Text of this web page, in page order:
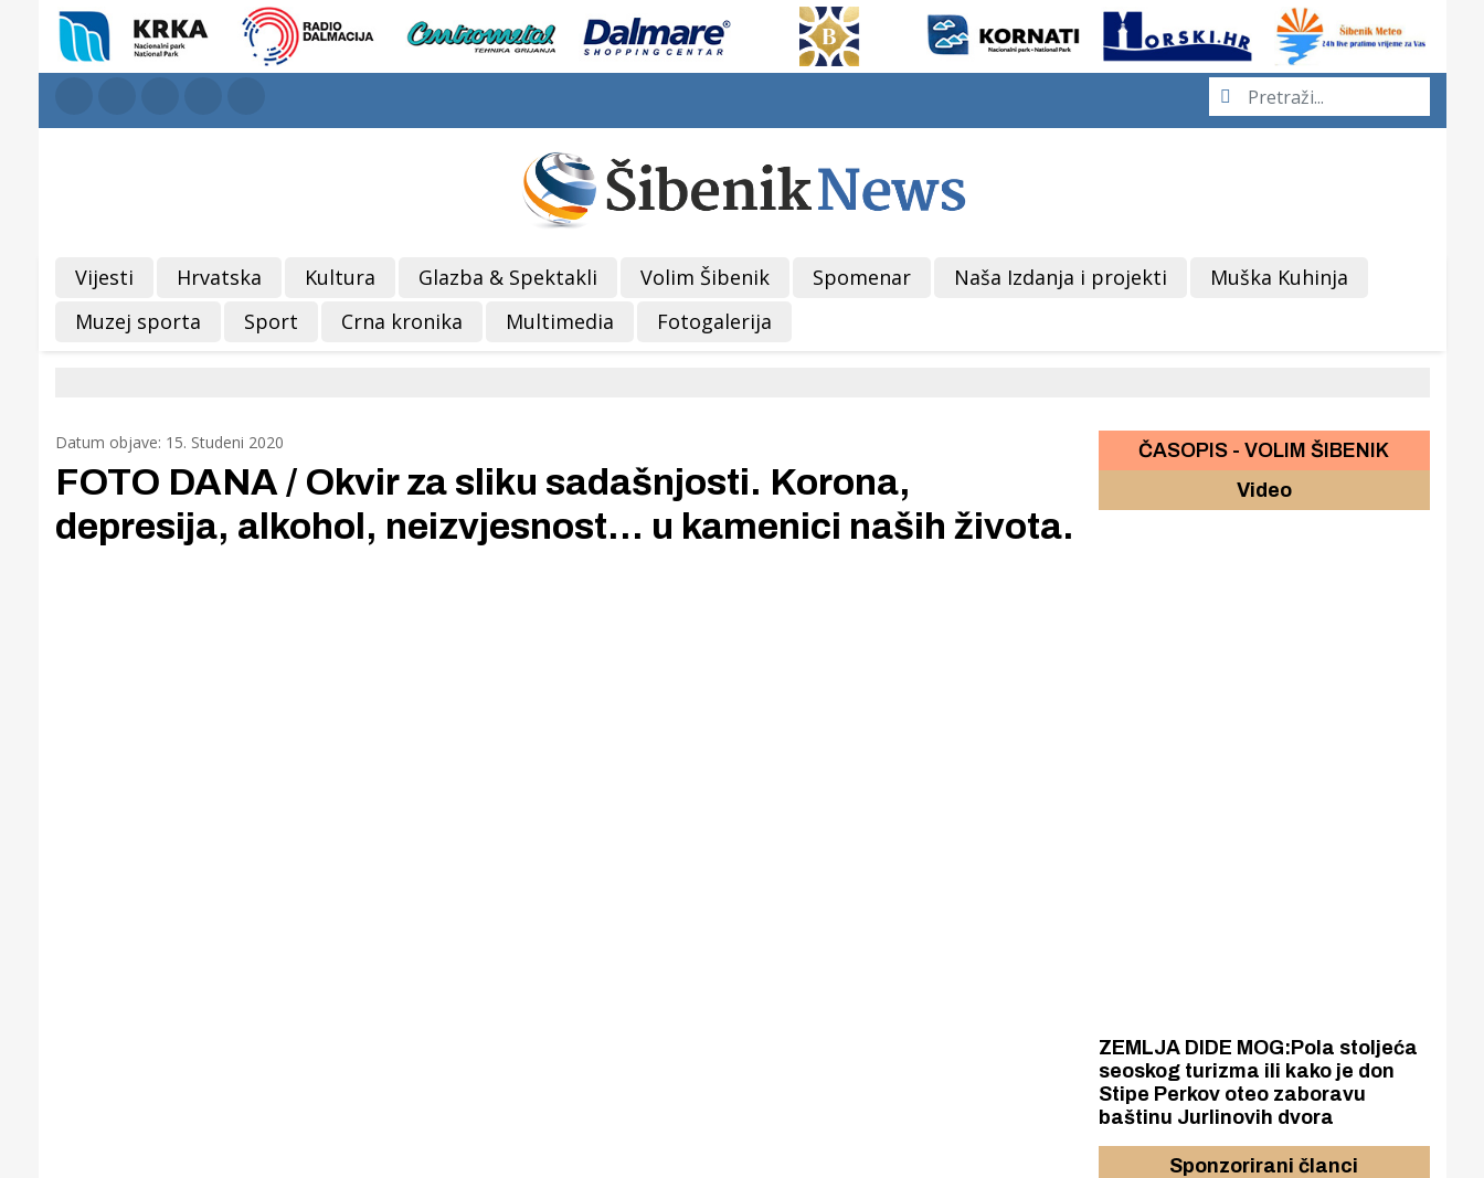
Vijesti Hrvatska Kultura Glazba & Spektakli Volim Šibenik Spomenar Naša Izdanja i projekti
Muška Kuhinja
Muzej sporta
Sport Crna kronika Multimedia Fotogalerija
Datum objave: 15. Studeni 2020
FOTO DANA / Okvir za sliku sadašnjosti. Korona,
depresija, alkohol, neizvjesnost... u kamenici naših života.
ČASOPIS - VOLIM ŠIBENIK
Video
ZEMLJA DIDE MOG:Pola stoljeća
seoskog turizma ili kako je don
Stipe Perkov oteo zaboravu
baštinu Jurlinovih dvora
Sponzorirani članci